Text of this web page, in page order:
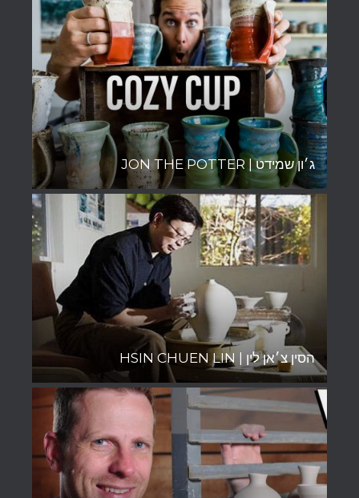
ג׳ון שמידט | JON THE POTTER
הסין צ׳אן לין | HSIN CHUEN LIN